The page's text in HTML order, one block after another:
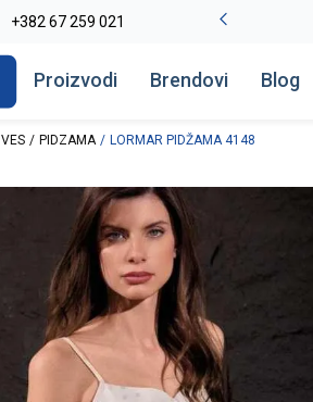
+382 67 259 021
Pogledaj više
Proizvodi Brendovi Blog
VES PIDZAMA LORMAR PIDŽAMA 4148